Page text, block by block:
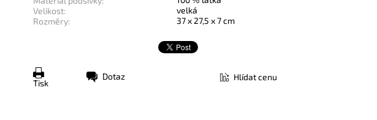
Velikost:
velká
Rozměry:
37 x 27,5 x 7 cm
Tisk
Dotaz Hlídat cenu